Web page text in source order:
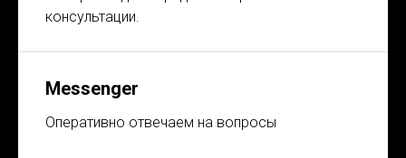
консультации.
Messenger
Оперативно отвечаем на вопросы